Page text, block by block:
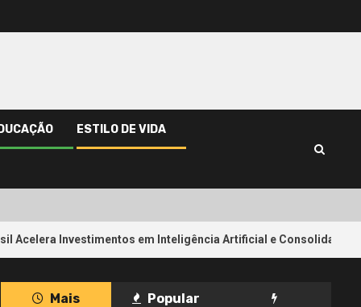
ESTILO DE VIDA
em Inteligência Artificial e Consolida sua
Mais
Popular